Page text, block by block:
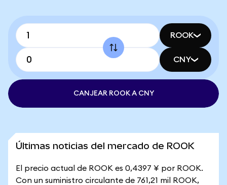
ROOK
CNY
CANJEAR ROOK A CNY
Últimas noticias del mercado de ROOK
El precio actual de ROOK es 0,4397 ¥ por ROOK.
Con un suministro circulante de 761,21 mil ROOK,